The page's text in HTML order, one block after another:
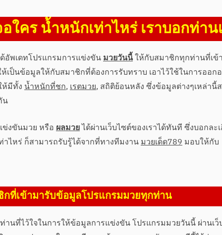
ใคร น้ำหนักเท่าไหร่ เราบอกท่าน
อัพเดทโปรแกรมการแข่งขันมวยวันนี้ให้กับสมาชิกทุกท่านที่เข้
เป็นข้อมูลให้กับสมาชิกที่ต้องการรับทราบ เอาไว้ใช้ในการออก
ห้มีทั้งน้ำหนักที่ชก,เรตมวย, สถิติย้อนหลัง ซึ่งข้อมูลต่างๆเหล่านี้
น
งขันมวย หรือผลมวยได้ผ่านเว็บไซต์ของเราได้ทันที ซึ่งบอกละ
ไหร่ ก็สามารถรับรู้ได้จากที่ทางทีมงานมวยเด็ด789มอบให้กับ
ที่เข้ามารับข้อมูลโปรแกรมมวยทุกท่าน
นที่ไว้ใจในการให้ข้อมูลการแข่งขัน โปรแกรมมวยวันนี้ ผ่านเว็